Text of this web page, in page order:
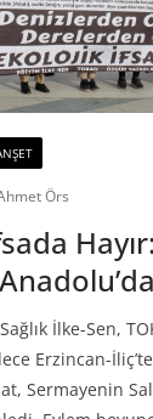
Örs
İlke-Sen,
Erzincan-
Sermayenin